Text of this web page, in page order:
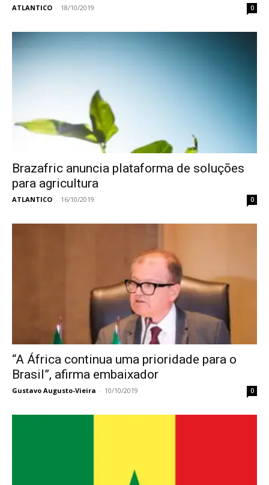
ATLANTICO - 18/10/2019 0
Brazafric anuncia plataforma de soluções
para agricultura
ATLANTICO - 16/10/2019 0
“A África continua uma prioridade para o
Brasil”, afirma embaixador
Gustavo Augusto-Vieira - 10/10/2019 0